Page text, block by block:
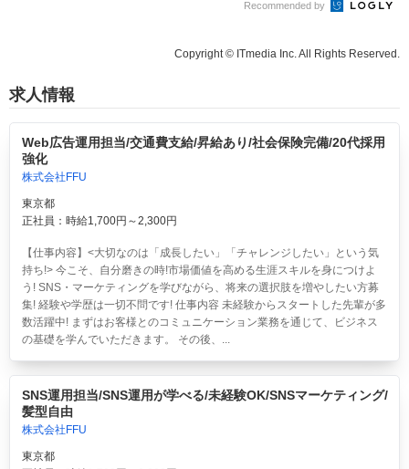
Recommended by
Copyright © ITmedia Inc. All Rights Reserved.
求人情報
Web広告運用担当/交通費支給/昇給あり/社会保険完備/20代採用
強化
株式会社FFU
東京都
正社員：時給1,700円～2,300円
【仕事内容】<大切なのは「成長したい」「チャレンジしたい」という気
持ち!> 今こそ、自分磨きの時!市場価値を高める生涯スキルを身につけよ
う! SNS・マーケティングを学びながら、将来の選択肢を増やしたい方募
集! 経験や学歴は一切不問です! 仕事内容 未経験からスタートした先輩が多
数活躍中! まずはお客様とのコミュニケーション業務を通じて、ビジネス
の基礎を学んでいただきます。 その後、...
SNS運用担当/SNS運用が学べる/未経験OK/SNSマーケティング/
髪型自由
株式会社FFU
東京都